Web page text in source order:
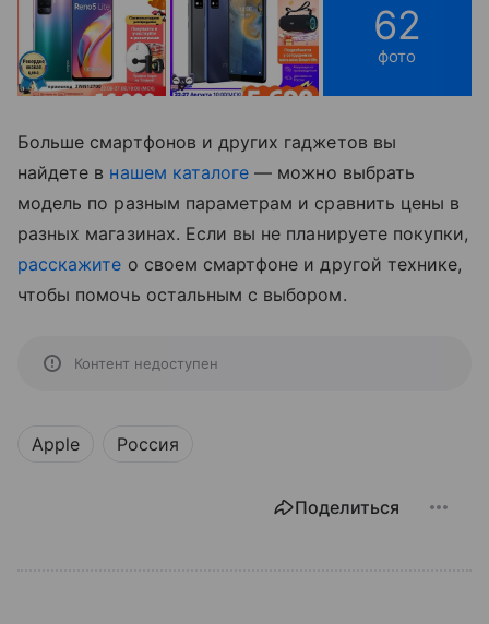
62
фото
Больше смартфонов и других гаджетов вы
найдете в нашем каталоге — можно выбрать
модель по разным параметрам и сравнить цены в
разных магазинах. Если вы не планируете покупки,
расскажите о своем смартфоне и другой технике,
чтобы помочь остальным с выбором.
Контент недоступен
Apple Россия
Поделиться